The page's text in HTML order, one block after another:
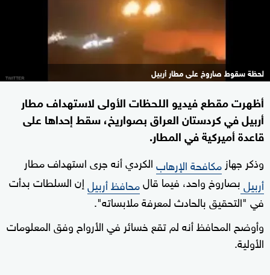
لحظة سقوط صاروخ على مطار أربيل
أظهرت مقطع فيديو اللحظات الأولى لاستهداف مطار
أربيل في كردستان العراق بصواريخ، سقط إحداها على
قاعدة أميركية في المطار.
وذكر جهاز مكافحة الإرهابالكردي أنه جرى استهداف مطار
أربيلبصاروخ واحد، فيما قالمحافظ أربيلإن السلطات بدأت
في "التحقيق بالحادث لمعرفة ملابساته".
وأوضح المحافظ أنه لم تقع خسائر في الأرواح وفق المعلومات
الأولية.